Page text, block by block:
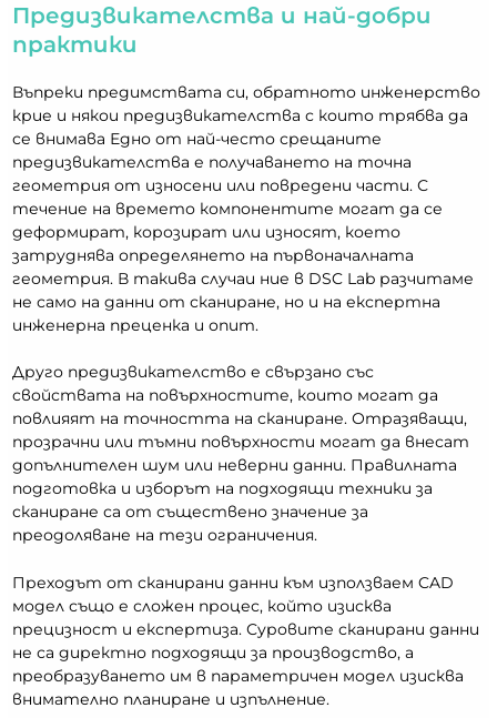
Предизвикателства и най-добри
практики
Въпреки предимствата си, обратното инженерство
крие и някои предизвикателства с които трябва да
се внимава Едно от най-често срещаните
предизвикателства е получаването на точна
геометрия от износени или повредени части. С
течение на времето компонентите могат да се
деформират, корозират или износят, което
затруднява определянето на първоначалната
геометрия. В такива случаи ние в DSC Lab разчитаме
не само на данни от сканиране, но и на експертна
инженерна преценка и опит.
Друго предизвикателство е свързано със
свойствата на повърхностите, които могат да
повлияят на точността на сканиране. Отразяващи,
прозрачни или тъмни повърхности могат да внесат
допълнителен шум или неверни данни. Правилната
подготовка и изборът на подходящи техники за
сканиране са от съществено значение за
преодоляване на тези ограничения.
Преходът от сканирани данни към използваем CAD
модел също е сложен процес, който изисква
прецизност и експертиза. Суровите сканирани данни
не са директно подходящи за производство, а
преобразуването им в параметричен модел изисква
внимателно планиране и изпълнение.